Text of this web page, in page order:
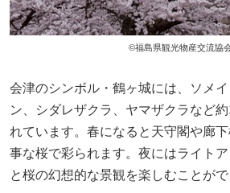
©福島県観光物産交流協
会津のシンボル・鶴ヶ城には、ソメ
ン、シダレザクラ、ヤマザクラなど
れています。春になると天守閣や廊
事な桜で彩られます。夜にはライト
と桜の幻想的な景観を楽しむことがで